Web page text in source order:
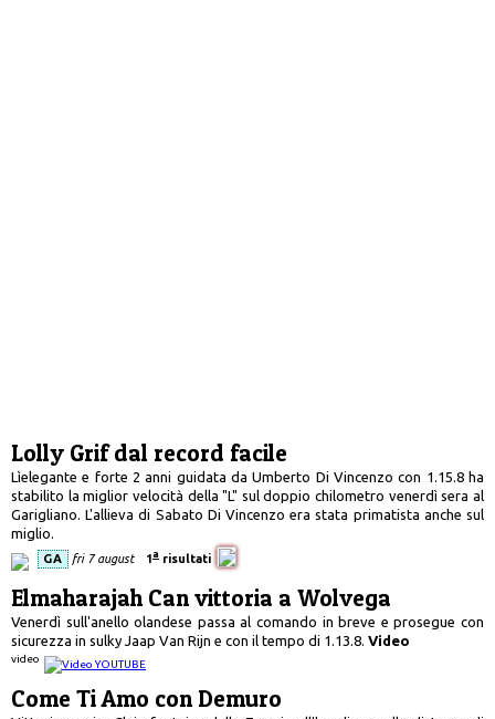
Lolly Grif dal record facile
Lìelegante e forte 2 anni guidata da Umberto Di Vincenzo con 1.15.8 ha
stabilito la miglior velocità della "L" sul doppio chilometro venerdì sera al
Garigliano. L'allieva di Sabato Di Vincenzo era stata primatista anche sul
miglio.
GA fri 7 august 1a risultati
Elmaharajah Can vittoria a Wolvega
Venerdì sull'anello olandese passa al comando in breve e prosegue con
sicurezza in sulky Jaap Van Rijn e con il tempo di 1.13.8. Video
video
Come Ti Amo con Demuro